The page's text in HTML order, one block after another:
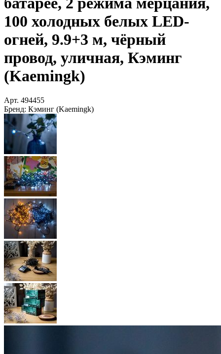
100 холодных белых LED-
огней, 9.9+3 м, чёрный
провод, уличная, Кэминг
(Kaemingk)
Арт. 494455
Бренд: Кэминг (Kaemingk)